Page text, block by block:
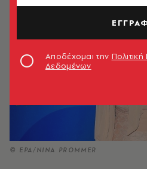
© ΕΡΑ/NINA PROMMER
Αποδέχομαι την
Δεδομένων